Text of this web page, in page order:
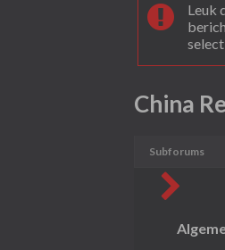
Leuk
China
Subforums